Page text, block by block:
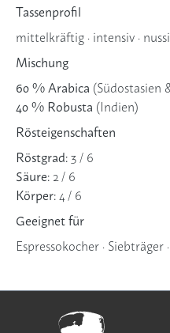
Tassenprofil
mittelkräftig · intensiv ·
Mischung
60 % Arabica (Südostasien
40 % Robusta (Indien)
Rösteigenschaften
Röstgrad:3 / 6
Säure:2 / 6
Körper:4 / 6
Geeignet für
Espressokocher ·